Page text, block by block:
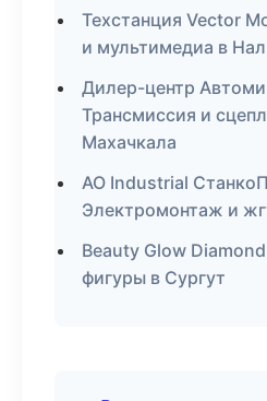
Техстанция Vector
и мультимедиа в
Дилер-центр
Трансмиссия и
Махачкала
АО Industrial
Электромонтаж и
Beauty Glow
фигуры в Сургут